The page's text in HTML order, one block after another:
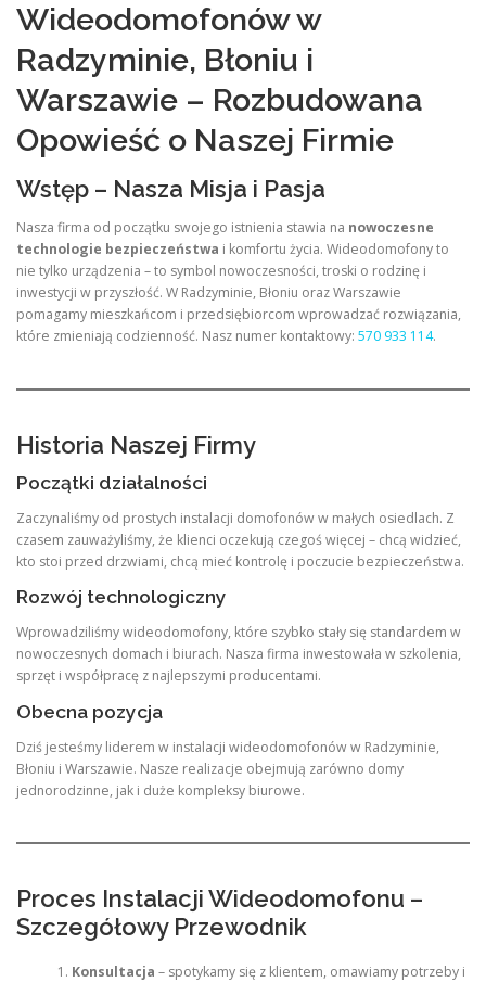
Wideodomofonów w
Radzyminie, Błoniu i
Warszawie – Rozbudowana
Opowieść o Naszej Firmie
Wstęp – Nasza Misja i Pasja
Nasza firma od początku swojego istnienia stawia na nowoczesne
technologie bezpieczeństwa i komfortu życia. Wideodomofony to
nie tylko urządzenia – to symbol nowoczesności, troski o rodzinę i
inwestycji w przyszłość. W Radzyminie, Błoniu oraz Warszawie
pomagamy mieszkańcom i przedsiębiorcom wprowadzać rozwiązania,
które zmieniają codzienność. Nasz numer kontaktowy: 570 933 114.
Historia Naszej Firmy
Początki działalności
Zaczynaliśmy od prostych instalacji domofonów w małych osiedlach. Z
czasem zauważyliśmy, że klienci oczekują czegoś więcej – chcą widzieć,
kto stoi przed drzwiami, chcą mieć kontrolę i poczucie bezpieczeństwa.
Rozwój technologiczny
Wprowadziliśmy wideodomofony, które szybko stały się standardem w
nowoczesnych domach i biurach. Nasza firma inwestowała w szkolenia,
sprzęt i współpracę z najlepszymi producentami.
Obecna pozycja
Dziś jesteśmy liderem w instalacji wideodomofonów w Radzyminie,
Błoniu i Warszawie. Nasze realizacje obejmują zarówno domy
jednorodzinne, jak i duże kompleksy biurowe.
Proces Instalacji Wideodomofonu –
Szczegółowy Przewodnik
Konsultacja – spotykamy się z klientem, omawiamy potrzeby i